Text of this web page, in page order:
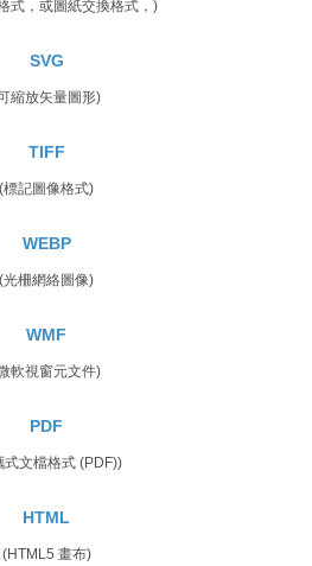
式，或圖紙交換格式，)
SVG
縮放矢量圖形)
TIFF
(標記圖像格式)
WEBP
(光柵網絡圖像)
WMF
軟視窗元文件)
PDF
式文檔格式 (PDF))
HTML
(HTML5 畫布)